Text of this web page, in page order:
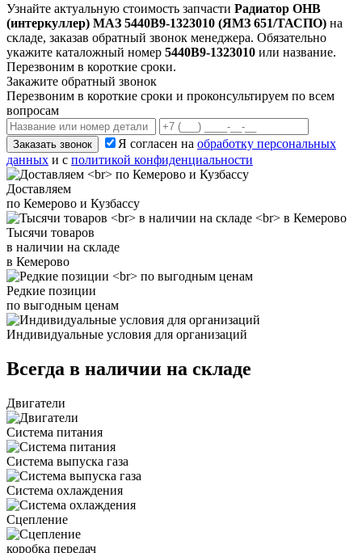
Узнайте актуальную стоимость запчасти Радиатор ОНВ
(интеркуллер) МАЗ 5440В9-1323010 (ЯМЗ 651/ТАСПО) на
складе, заказав обратный звонок менеджера. Обязательно
укажите каталожный номер 5440В9-1323010 или название.
Перезвоним в короткие сроки.
Закажите обратный звонок
Перезвоним в короткие сроки и проконсультируем по всем
вопросам
Заказать звонок Я согласен на обработку персональных
данных и с политикой конфиденциальности
Доставляем
по Кемерово и Кузбассу
Тысячи товаров
в наличии на складе
в Кемерово
Редкие позиции
по выгодным ценам
Индивидуальные условия для организаций
Всегда в наличии на складе
Двигатели
Система питания
Система выпуска газа
Система охлаждения
Сцепление
коробка передач